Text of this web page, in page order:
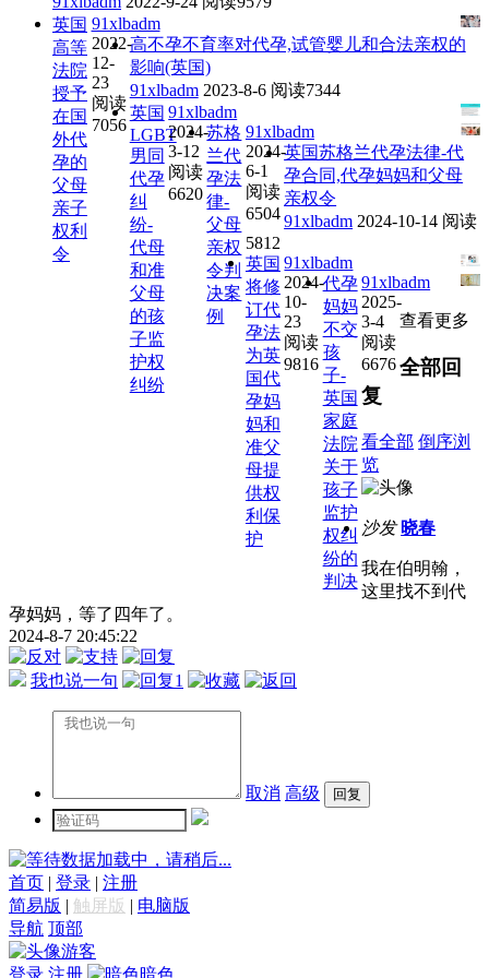
英国
高等
法院
授予
在国
外代
孕的
父母
亲子
权利
令
91xlbadm
2022-
12-
23
阅读
7056
高不孕不育率对代孕,试管婴儿和合法亲权的
影响(英国)
91xlbadm 2023-8-6 阅读7344
英国
LGBT
男同
代孕
纠
纷-
代母
和准
父母
的孩
子监
护权
纠纷
91xlbadm
2024-
3-12
阅读
6620
苏格
兰代
孕法
律-
父母
亲权
令判
决案
例
91xlbadm
2024-
6-1
阅读
6504
英国苏格兰代孕法律-代
孕合同,代孕妈妈和父母
亲权令
91xlbadm 2024-10-14 阅读
5812
英国
将修
订代
孕法
为英
国代
孕妈
妈和
准父
母提
供权
利保
护
91xlbadm
2024-
10-
23
阅读
9816
代孕
妈妈
不交
孩
子-
英国
家庭
法院
关于
孩子
监护
权纠
纷的
判决
91xlbadm
2025-
3-4
阅读
6676
查看更多
全部回
复
看全部 倒序浏
览
沙发 晓春
我在伯明翰，
这里找不到代
孕妈妈，等了四年了。
2024-8-7 20:45:22
我也说一句 1
取消 高级
数据加载中，请稍后...
首页 | 登录 | 注册
简易版 | 触屏版 | 电脑版
导航 顶部
游客
登录 注册 暗色